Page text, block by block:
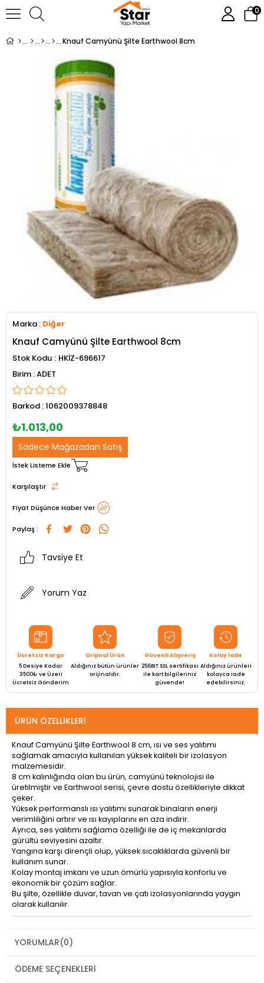
0
Knauf Camyünü Şilte Earthwool 8cm
Marka : Diğer
Knauf Camyünü Şilte Earthwool 8cm
Stok Kodu
HKİZ-696617
ADET
Barkod :1062009378848
₺1.013,00
Sadece Mağazadan Satış
İstek Listeme Ekle
Karşılaştır
Fiyat Düşünce Haber Ver
Paylaş :
Tavsiye Et
Yorum Yaz
Ücretsiz Kargo
5 Desiye Kadar
3500₺ ve Üzeri
Ücretsiz Gönderim
Orijinal Ürün
Aldığınız bütün ürünler
orijinaldir.
Güvenli Alışveriş
256BIT SSL sertifikası
ile kart bilgileriniz
güvende!
Kolay İade
Aldığınız ürünleri
kolayca iade
edebilirsiniz.
ÜRÜN ÖZELLIKLERI
Knauf Camyünü Şilte Earthwool 8 cm, ısı ve ses yalıtımı
sağlamak amacıyla kullanılan yüksek kaliteli bir izolasyon
malzemesidir.
8 cm kalınlığında olan bu ürün, camyünü teknolojisi ile
üretilmiştir ve Earthwool serisi, çevre dostu özellikleriyle dikkat
çeker.
Yüksek performanslı ısı yalıtımı sunarak binaların enerji
verimliliğini artırır ve ısı kayıplarını en aza indirir.
Ayrıca, ses yalıtımı sağlama özelliği ile de iç mekanlarda
gürültü seviyesini azaltır.
Yangına karşı dirençli olup, yüksek sıcaklıklarda güvenli bir
kullanım sunar.
Kolay montaj imkanı ve uzun ömürlü yapısıyla konforlu ve
ekonomik bir çözüm sağlar.
Bu şilte, özellikle duvar, tavan ve çatı izolasyonlarında yaygın
olarak kullanılır.
YORUMLAR(0)
ÖDEME SEÇENEKLERI